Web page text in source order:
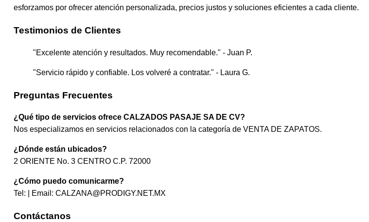
esforzamos por ofrecer atención personalizada, precios justos y soluciones eficientes a cada cliente.
Testimonios de Clientes
"Excelente atención y resultados. Muy recomendable." - Juan P.
"Servicio rápido y confiable. Los volveré a contratar." - Laura G.
Preguntas Frecuentes
¿Qué tipo de servicios ofrece CALZADOS PASAJE SA DE CV?
Nos especializamos en servicios relacionados con la categoría de VENTA DE ZAPATOS.
¿Dónde están ubicados?
2 ORIENTE No. 3 CENTRO C.P. 72000
¿Cómo puedo comunicarme?
Tel: | Email: CALZANA@PRODIGY.NET.MX
Contáctanos